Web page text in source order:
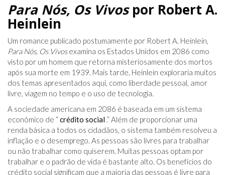
Para Nós, Os Vivospor Robert A.
Heinlein
Um romance publicado postumamente por Robert A. Heinlein,
Para Nós, Os Vivosexamina os Estados Unidos em 2086 como
visto por um homem que retorna misteriosamente dos mortos
após sua morte em 1939. Mais tarde, Heinlein exploraria muitos
dos temas apresentados aqui, como liberdade pessoal, amor
livre, viagem no tempo e o uso de tecnologia.
A sociedade americana em 2086 é baseada em um sistema
econômico de “crédito social .” Além de proporcionar uma
renda básica a todos os cidadãos, o sistema também resolveu a
inflação e o desemprego. As pessoas são livres para trabalhar
ou não trabalhar como quiserem. Muitas pessoas optam por
trabalhar e o padrão de vida é bastante alto. Os benefícios do
crédito social significam que a maioria das pessoas é livre para